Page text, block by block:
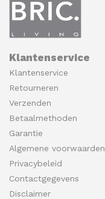
Klantenservice
Klantenservice
Retourneren
Verzenden
Betaalmethoden
Garantie
Algemene voorwaarden
Privacybeleid
Contactgegevens
Disclaimer